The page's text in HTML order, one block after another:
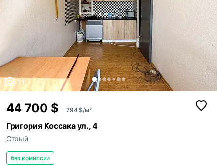
11
44 700 $ 794 $/м²
Григория Коссака ул., 4
Стрый
без комиссии